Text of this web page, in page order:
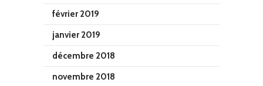
février 2019
janvier 2019
décembre 2018
novembre 2018